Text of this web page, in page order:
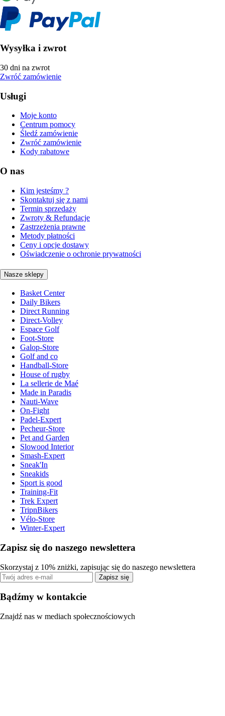
Wysyłka i zwrot
30 dni na zwrot
Zwróć zamówienie
Usługi
Moje konto
Centrum pomocy
Śledź zamówienie
Zwróć zamówienie
Kody rabatowe
O nas
Kim jesteśmy ?
Skontaktuj się z nami
Termin sprzedaży
Zwroty & Refundacje
Zastrzeżenia prawne
Metody płatności
Ceny i opcje dostawy
Oświadczenie o ochronie prywatności
Nasze sklepy
Basket Center
Daily Bikers
Direct Running
Direct-Volley
Espace Golf
Foot-Store
Galop-Store
Golf and co
Handball-Store
House of rugby
La sellerie de Maé
Made in Paradis
Nauti-Wave
On-Fight
Padel-Expert
Pecheur-Store
Pet and Garden
Slowood Interior
Smash-Expert
Sneak'In
Sneakids
Sport is good
Training-Fit
Trek Expert
TripnBikers
Vélo-Store
Winter-Expert
Zapisz się do naszego newslettera
Skorzystaj z 10% zniżki, zapisując się do naszego newslettera
Zapisz się
Bądźmy w kontakcie
Znajdź nas w mediach społecznościowych